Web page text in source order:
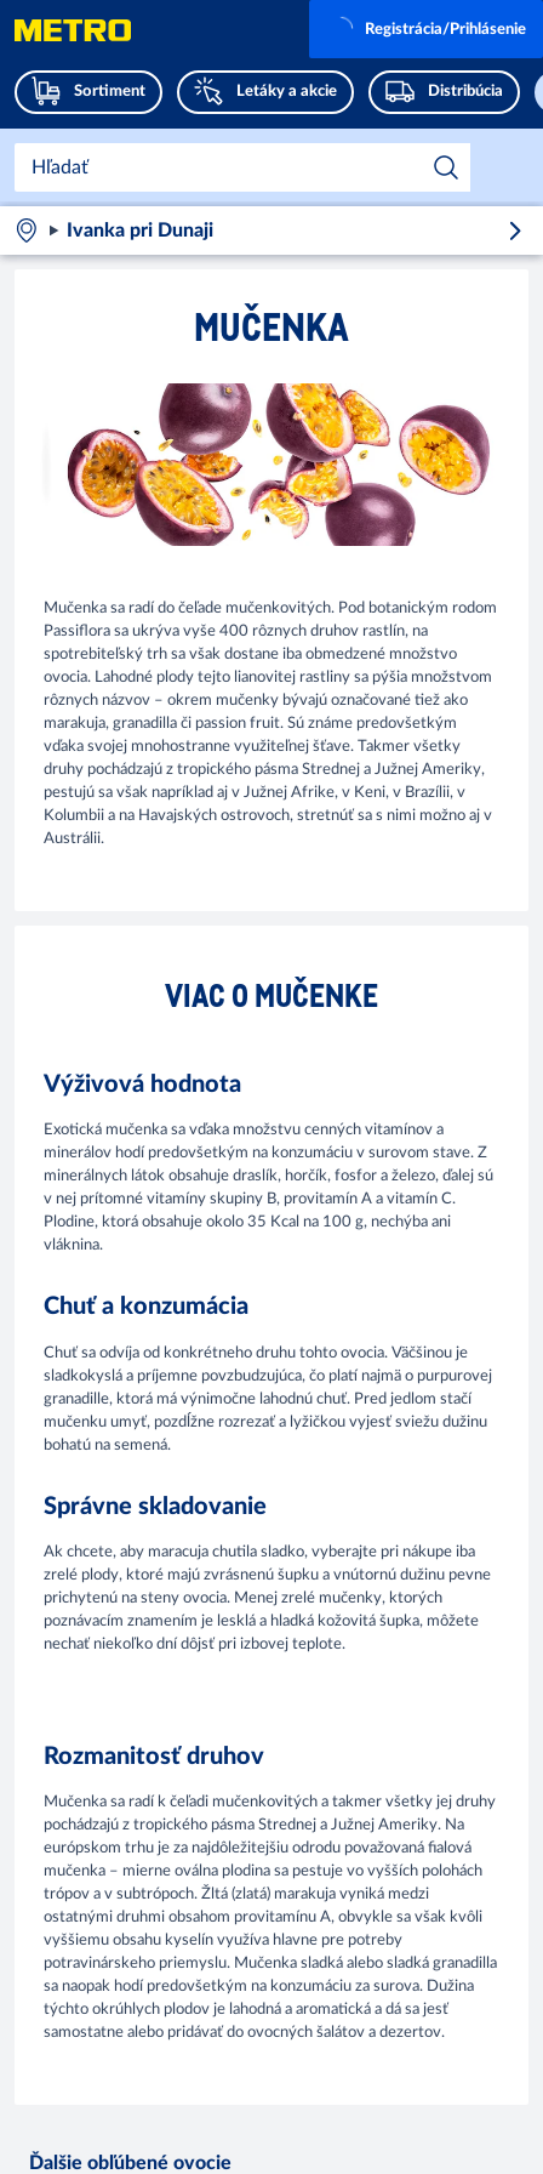
Sortiment Letáky a akcie Distribúcia
Registrácia/Prihlásenie
Ivanka pri Dunaji
MUČENKA
Mučenka sa radí do čeľade mučenkovitých. Pod botanickým rodom
Passiflora sa ukrýva vyše 400 rôznych druhov rastlín, na
spotrebiteľský trh sa však dostane iba obmedzené množstvo
ovocia. Lahodné plody tejto lianovitej rastliny sa pýšia množstvom
rôznych názvov – okrem mučenky bývajú označované tiež ako
marakuja, granadilla či passion fruit. Sú známe predovšetkým
vďaka svojej mnohostranne využiteľnej šťave. Takmer všetky
druhy pochádzajú z tropického pásma Strednej a Južnej Ameriky,
pestujú sa však napríklad aj v Južnej Afrike, v Keni, v Brazílii, v
Kolumbii a na Havajských ostrovoch, stretnúť sa s nimi možno aj v
Austrálii.
VIAC O MUČENKE
Výživová hodnota
Exotická mučenka sa vďaka množstvu cenných vitamínov a
minerálov hodí predovšetkým na konzumáciu v surovom stave. Z
minerálnych látok obsahuje draslík, horčík, fosfor a železo, ďalej sú
v nej prítomné vitamíny skupiny B, provitamín A a vitamín C.
Plodine, ktorá obsahuje okolo 35 Kcal na 100 g, nechýba ani
vláknina.
Chuť a konzumácia
Chuť sa odvíja od konkrétneho druhu tohto ovocia. Väčšinou je
sladkokyslá a príjemne povzbudzujúca, čo platí najmä o purpurovej
granadille, ktorá má výnimočne lahodnú chuť. Pred jedlom stačí
mučenku umyť, pozdĺžne rozrezať a lyžičkou vyjesť sviežu dužinu
bohatú na semená.
Správne skladovanie
Ak chcete, aby maracuja chutila sladko, vyberajte pri nákupe iba
zrelé plody, ktoré majú zvrásnenú šupku a vnútornú dužinu pevne
prichytenú na steny ovocia. Menej zrelé mučenky, ktorých
poznávacím znamením je lesklá a hladká kožovitá šupka, môžete
nechať niekoľko dní dôjsť pri izbovej teplote.
Rozmanitosť druhov
Mučenka sa radí k čeľadi mučenkovitých a takmer všetky jej druhy
pochádzajú z tropického pásma Strednej a Južnej Ameriky. Na
európskom trhu je za najdôležitejšiu odrodu považovaná fialová
mučenka – mierne oválna plodina sa pestuje vo vyšších polohách
trópov a v subtrópoch. Žltá (zlatá) marakuja vyniká medzi
ostatnými druhmi obsahom provitamínu A, obvykle sa však kvôli
vyššiemu obsahu kyselín využíva hlavne pre potreby
potravinárskeho priemyslu. Mučenka sladká alebo sladká granadilla
sa naopak hodí predovšetkým na konzumáciu za surova. Dužina
týchto okrúhlych plodov je lahodná a aromatická a dá sa jesť
samostatne alebo pridávať do ovocných šalátov a dezertov.
Ďalšie obľúbené ovocie